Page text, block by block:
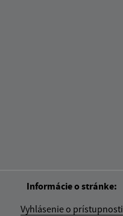
Informácie o stránke:
Vyhlásenie o prístupnosti